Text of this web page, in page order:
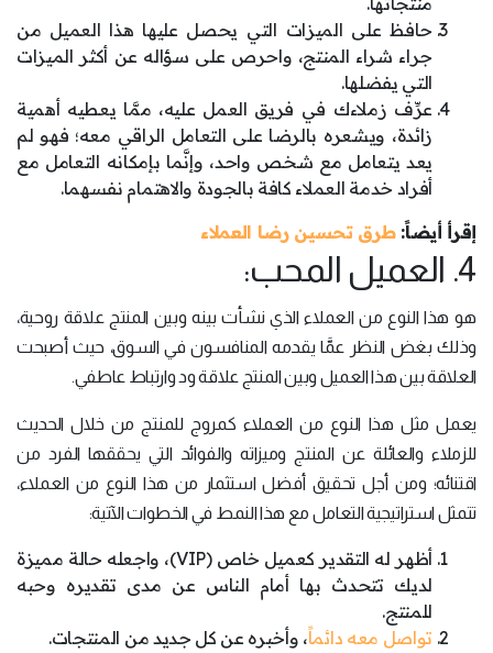
حافظ على الميزات التي يحصل عليها هذا العميل من
جراء شراء المنتج، واحرص على سؤاله عن أكثر الميزات
التي يفضلها.
عرِّف زملاءك في فريق العمل عليه، ممَّا يعطيه أهمية
زائدة، ويشعره بالرضا على التعامل الراقي معه؛ فهو لم
يعد يتعامل مع شخص واحد، وإنَّما بإمكانه التعامل مع
أفراد خدمة العملاء كافة بالجودة والاهتمام نفسهما.
إقرأ أيضاً:طرق تحسين رضا العملاء
4. العميل المحب:
هو هذا النوع من العملاء الذي نشأت بينه وبين المنتج علاقة روحية،
وذلك بغض النظر عمَّا يقدمه المنافسون في السوق، حيث أصبحت
العلاقة بين هذا العميل وبين المنتج علاقة ود وارتباط عاطفي.
يعمل مثل هذا النوع من العملاء كمروج للمنتج من خلال الحديث
للزملاء والعائلة عن المنتج وميزاته والفوائد التي يحققها الفرد من
اقتنائه؛ ومن أجل تحقيق أفضل استثمار من هذا النوع من العملاء،
تتمثل استراتيجية التعامل مع هذا النمط في الخطوات الآتية:
أظهر له التقدير كعميل خاص (VIP)، واجعله حالة مميزة
لديك تتحدث بها أمام الناس عن مدى تقديره وحبه
للمنتج.
تواصل معه دائماً، وأخبره عن كل جديد من المنتجات.